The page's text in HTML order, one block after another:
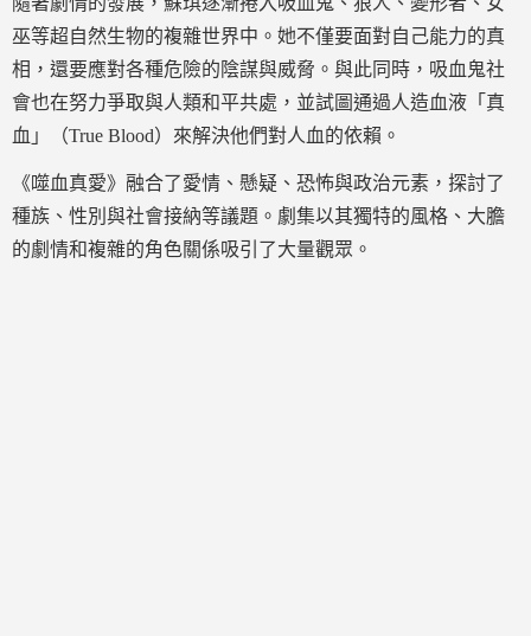
巫等超自然生物的複雜世界中。她不僅要面對自己能力的真
相，還要應對各種危險的陰謀與威脅。與此同時，吸血鬼社
會也在努力爭取與人類和平共處，並試圖通過人造血液「真
血」（True Blood）來解決他們對人血的依賴。
《噬血真愛》融合了愛情、懸疑、恐怖與政治元素，探討了
種族、性別與社會接納等議題。劇集以其獨特的風格、大膽
的劇情和複雜的角色關係吸引了大量觀眾。